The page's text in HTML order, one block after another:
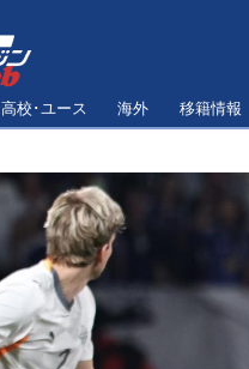
高校･ユース 海外 移籍情報